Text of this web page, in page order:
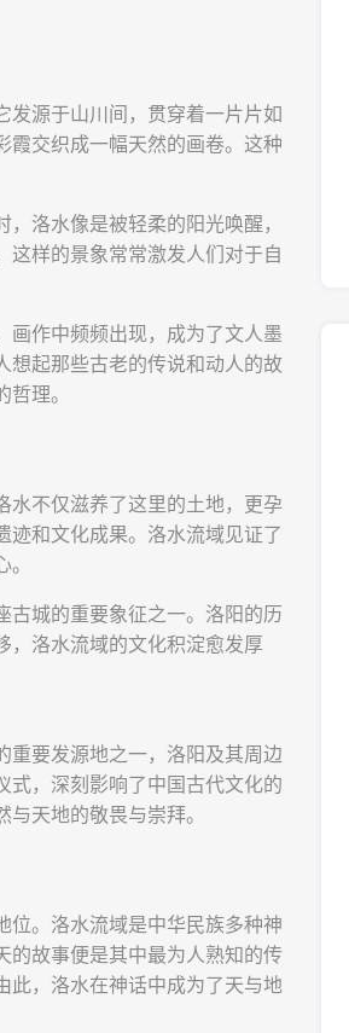
发源于山川间，贯穿着一片片如
交织成一幅天然的画卷。这种
洛水像是被轻柔的阳光唤醒，
样的景象常常激发人们对于自
画作中频频出现，成为了文人墨
想起那些古老的传说和动人的故
理。
水不仅滋养了这里的土地，更孕
和文化成果。洛水流域见证了
城的重要象征之一。洛阳的历
，洛水流域的文化积淀愈发厚
重要发源地之一，洛阳及其周边
，深刻影响了中国古代文化的
天地的敬畏与崇拜。
位。洛水流域是中华民族多种神
的故事便是其中最为人熟知的传
此，洛水在神话中成为了天与地